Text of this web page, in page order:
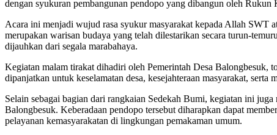
dengan syukuran pembangunan pendopo yang dibangun oleh
Acara ini menjadi wujud rasa syukur masyarakat kepada Allah SWT
merupakan warisan budaya yang telah dilestarikan secara turun-
dijauhkan dari segala marabahaya.
Kegiatan malam tirakat dihadiri oleh Pemerintah Desa Balongbesuk,
dipanjatkan untuk keselamatan desa, kesejahteraan masyarakat,
Selain sebagai bagian dari rangkaian Sedekah Bumi, kegiatan ini
Balongbesuk. Keberadaan pendopo tersebut diharapkan dapat
pelayanan kemasyarakatan di lingkungan pemakaman umum.